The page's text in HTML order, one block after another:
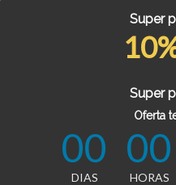
Super
Super
Oferta
00
DIAS
00
HORAS